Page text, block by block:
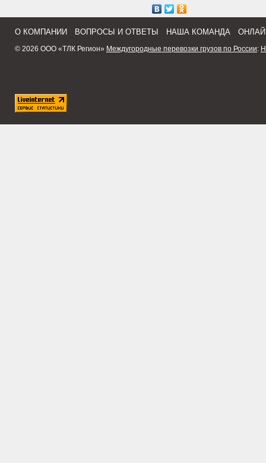
О КОМПАНИИ ВОПРОСЫ И ОТВЕТЫ НАША КОМАНДА
© 2026 ООО «ТЛК Регион» Междугородные перевозки грузов по России: